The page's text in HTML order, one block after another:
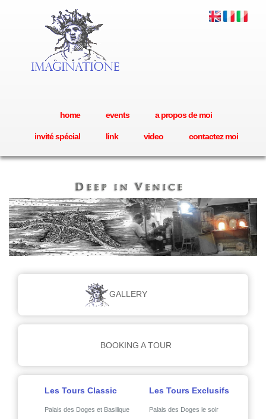
home events a propos de moi
invité spécial link video contactez moi
GALLERY
BOOKING A TOUR
Les Tours Classic
Palais des Doges et Basilique
Les Tours Exclusifs
Palais des Doges le soir